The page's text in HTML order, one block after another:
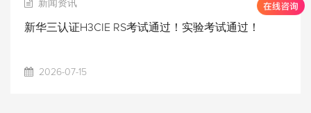
新闻资讯
新华三认证H3CIE RS考试通过！实验考试通过！
2026-07-15